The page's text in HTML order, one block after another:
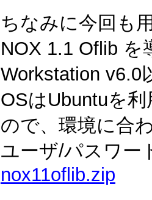
ちなみに今回も
NOX 1.1 Oflib を
Workstation v6.0
OSはUbuntuを
ので、環境に合
ユーザ/パスワー
nox11oflib.zip